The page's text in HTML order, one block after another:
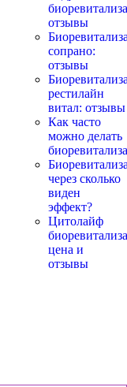
отзывы
сопрано:
отзывы
рестилайн
витал: отзывы
Как часто
можно делать
через сколько
виден
эффект?
Цитолайф
цена и
отзывы